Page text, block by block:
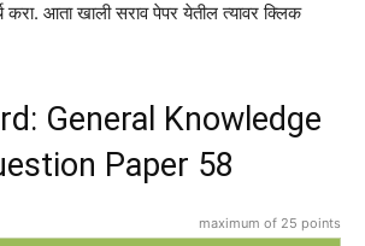
आता खाली सराव पेपर येतील त्यावर क्लिक
General Knowledge
Paper 58
maximum of 25 points